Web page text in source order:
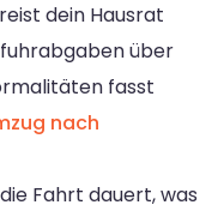
dein Hausrat
über
fasst
nach
Fahrt dauert, was